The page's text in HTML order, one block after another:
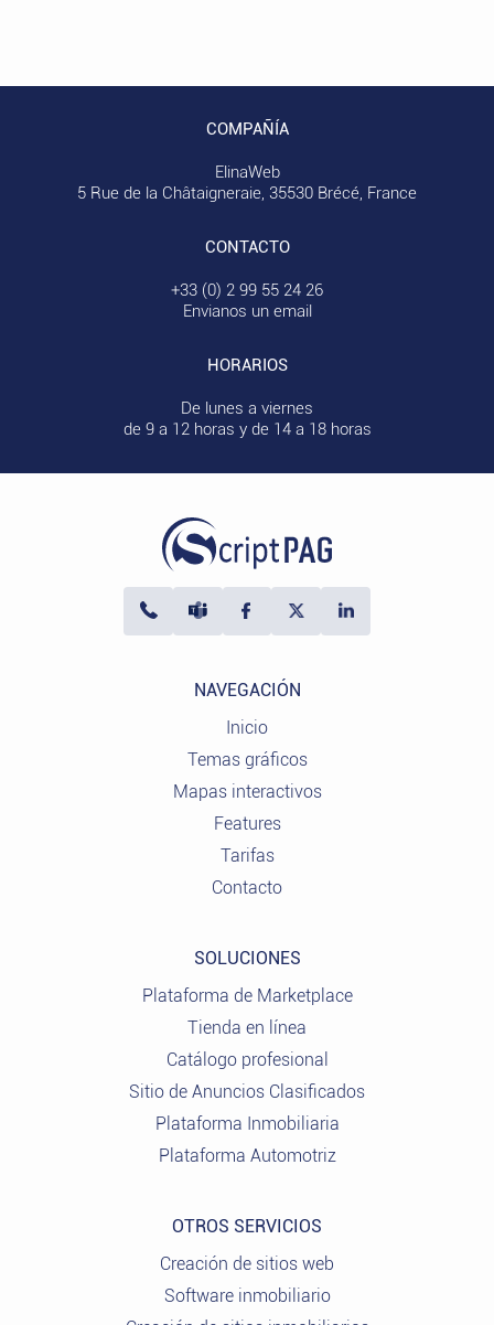
COMPAÑÍA
ElinaWeb
5 Rue de la Châtaigneraie, 35530 Brécé, France
CONTACTO
+33 (0) 2 99 55 24 26
Envianos un email
HORARIOS
De lunes a viernes
de 9 a 12 horas y de 14 a 18 horas
NAVEGACIÓN
Inicio
Temas gráficos
Mapas interactivos
Features
Tarifas
Contacto
SOLUCIONES
Plataforma de Marketplace
Tienda en línea
Catálogo profesional
Sitio de Anuncios Clasificados
Plataforma Inmobiliaria
Plataforma Automotriz
OTROS SERVICIOS
Creación de sitios web
Software inmobiliario